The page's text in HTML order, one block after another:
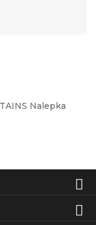
Nalepka

